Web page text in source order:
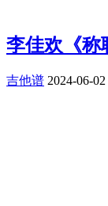
李佳欢《称
吉他谱 2024-06-02